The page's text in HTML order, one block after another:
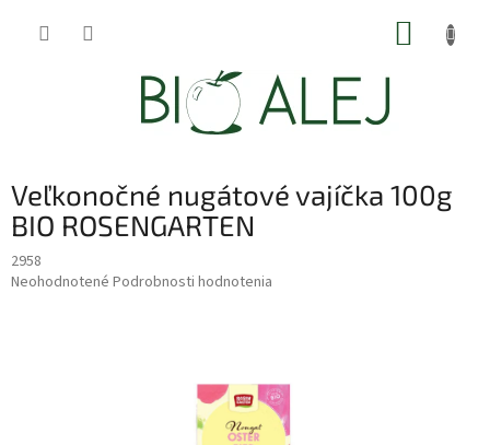
Veľkonočné nugátové vajíčka 100g
BIO ROSENGARTEN
2958
Priemerné
Neohodnotené Podrobnosti hodnotenia